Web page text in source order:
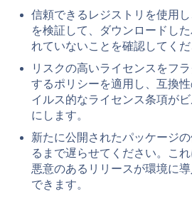
信頼できるレジストリを使用
を検証して、ダウンロードし
れていないことを確認してくだ
リスクの高いライセンスをフ
するポリシーを適用し、互換
イルス的なライセンス条項が
にします。
新たに公開されたパッケージ
るまで遅らせてください。こ
悪意のあるリリースが環境に
できます。